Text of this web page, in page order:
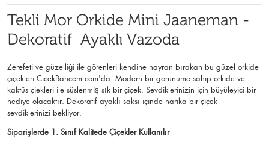
Tekli Mor Orkide Mini Jaaneman -
Dekoratif Ayaklı Vazoda
Zerefeti ve güzelliği ile görenleri kendine hayran bırakan bu güzel orkide
çiçekleri CicekBahcem.com'da. Modern bir görünüme sahip orkide ve
kaktüs çiekleri ile süslenmiş sık bir çiçek. Sevdiklerinizin için büyüleyici bir
hediye olacaktır. Dekoratif ayaklı saksı içinde harika bir çiçek
sevdiklerinizi bekliyor.
Siparişlerde 1. Sınıf Kalitede Çiçekler Kullanılır